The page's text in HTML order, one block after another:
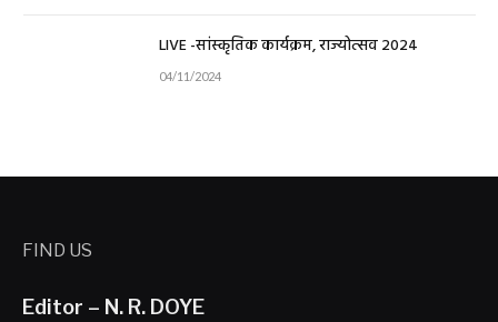
LIVE -सांस्कृतिक कार्यक्रम, राज्योत्सव 2024
04/11/2024
FIND US
Editor – N. R. DOYE